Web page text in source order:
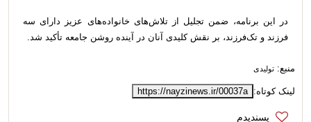
در این برنامه، ضمن تجلیل از تلاش‌های خانواده‌های عزیز دارای سه
فرزند و تک‌فرزند، بر نقش کلیدی آنان در آینده روشن جامعه تأکید شد.
منبع: تولیدی
لینک کوتاه: https://nayzinews.ir/00037a